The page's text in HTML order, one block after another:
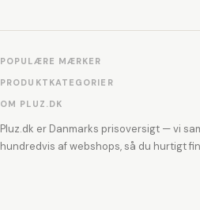
POPULÆRE MÆRKER
PRODUKTKATEGORIER
OM PLUZ.DK
Pluz.dk er Danmarks prisoversigt — vi
hundredvis af webshops, så du hurtigt